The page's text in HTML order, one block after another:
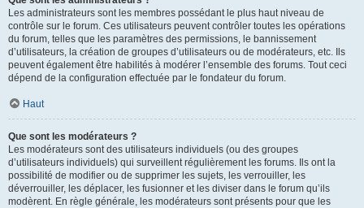
Les administrateurs sont les membres possédant le plus haut niveau de
contrôle sur le forum. Ces utilisateurs peuvent contrôler toutes les opérations
du forum, telles que les paramètres des permissions, le bannissement
d’utilisateurs, la création de groupes d’utilisateurs ou de modérateurs, etc. Ils
peuvent également être habilités à modérer l’ensemble des forums. Tout ceci
dépend de la configuration effectuée par le fondateur du forum.
Haut
Que sont les modérateurs ?
Les modérateurs sont des utilisateurs individuels (ou des groupes
d’utilisateurs individuels) qui surveillent régulièrement les forums. Ils ont la
possibilité de modifier ou de supprimer les sujets, les verrouiller, les
déverrouiller, les déplacer, les fusionner et les diviser dans le forum qu’ils
modèrent. En règle générale, les modérateurs sont présents pour que les